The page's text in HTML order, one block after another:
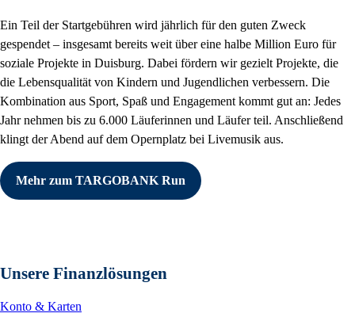
Ein Teil der Startgebühren wird jährlich für den guten Zweck
gespendet – insgesamt bereits weit über eine halbe Million Euro für
soziale Projekte in Duisburg. Dabei fördern wir gezielt Projekte, die
die Lebensqualität von Kindern und Jugendlichen verbessern. Die
Kombination aus Sport, Spaß und Engagement kommt gut an: Jedes
Jahr nehmen bis zu 6.000 Läuferinnen und Läufer teil. Anschließend
klingt der Abend auf dem Opernplatz bei Livemusik aus.
Mehr zum TARGOBANK Run
Unsere Finanzlösungen
Konto & Karten